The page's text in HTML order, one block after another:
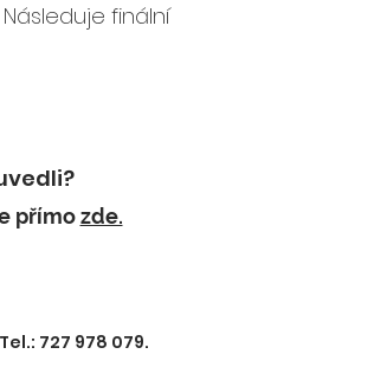
finální
přímozde.
727 978 079.